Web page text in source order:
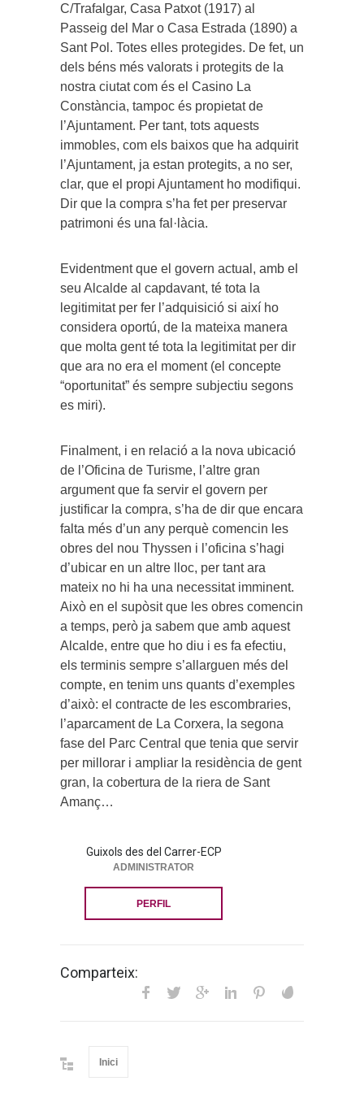
C/Trafalgar, Casa Patxot (1917) al
Passeig del Mar o Casa Estrada (1890) a
Sant Pol. Totes elles protegides. De fet, un
dels béns més valorats i protegits de la
nostra ciutat com és el Casino La
Constància, tampoc és propietat de
l’Ajuntament. Per tant, tots aquests
immobles, com els baixos que ha adquirit
l’Ajuntament, ja estan protegits, a no ser,
clar, que el propi Ajuntament ho modifiqui.
Dir que la compra s’ha fet per preservar
patrimoni és una fal·làcia.
Evidentment que el govern actual, amb el
seu Alcalde al capdavant, té tota la
legitimitat per fer l’adquisició si així ho
considera oportú, de la mateixa manera
que molta gent té tota la legitimitat per dir
que ara no era el moment (el concepte
“oportunitat” és sempre subjectiu segons
es miri).
Finalment, i en relació a la nova ubicació
de l’Oficina de Turisme, l’altre gran
argument que fa servir el govern per
justificar la compra, s’ha de dir que encara
falta més d’un any perquè comencin les
obres del nou Thyssen i l’oficina s’hagi
d’ubicar en un altre lloc, per tant ara
mateix no hi ha una necessitat imminent.
Això en el supòsit que les obres comencin
a temps, però ja sabem que amb aquest
Alcalde, entre que ho diu i es fa efectiu,
els terminis sempre s’allarguen més del
compte, en tenim uns quants d’exemples
d’això: el contracte de les escombraries,
l’aparcament de La Corxera, la segona
fase del Parc Central que tenia que servir
per millorar i ampliar la residència de gent
gran, la cobertura de la riera de Sant
Amanç…
Guixols des del Carrer-ECP
ADMINISTRATOR
PERFIL
Comparteix:
Inici